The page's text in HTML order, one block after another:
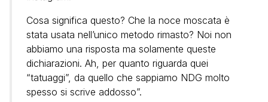
Cosa significa questo? Che la noce moscata è
stata usata nell’unico metodo rimasto? Noi non
abbiamo una risposta ma solamente queste
dichiarazioni. Ah, per quanto riguarda quei
“tatuaggi”, da quello che sappiamo NDG molto
spesso si scrive addosso”.